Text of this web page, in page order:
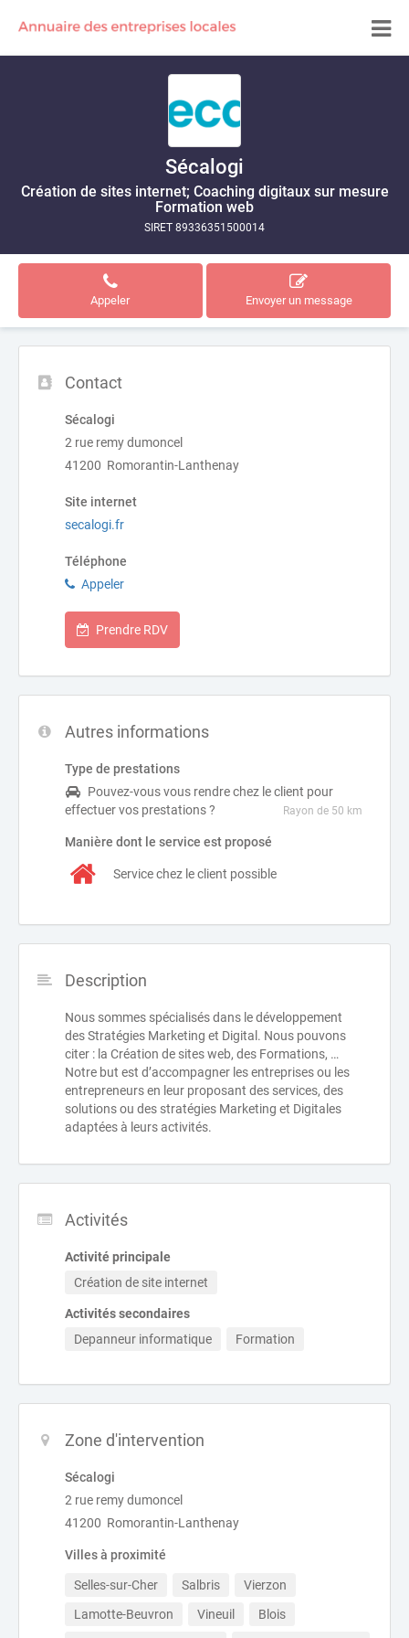
Sécalogi
Création de sites internet; Coaching digitaux sur mesure
Formation web
SIRET 89336351500014
Appeler Envoyer un message
Contact
Sécalogi
2 rue remy dumoncel
41200 Romorantin-Lanthenay
Site internet
secalogi.fr
Téléphone
Appeler
Prendre RDV
Autres informations
Type de prestations
Pouvez-vous vous rendre chez le client pour
effectuer vos prestations ?
Rayon de 50 km
Manière dont le service est proposé
Service chez le client possible
Description
Nous sommes spécialisés dans le développement
des Stratégies Marketing et Digital. Nous pouvons
citer : la Création de sites web, des Formations, …
Notre but est d’accompagner les entreprises ou les
entrepreneurs en leur proposant des services, des
solutions ou des stratégies Marketing et Digitales
adaptées à leurs activités.
Activités
Activité principale
Création de site internet
Activités secondaires
Depanneur informatique
Formation
Zone d'intervention
Sécalogi
2 rue remy dumoncel
41200 Romorantin-Lanthenay
Villes à proximité
Selles-sur-Cher Salbris
Vierzon
Lamotte-Beuvron
Vineuil
Blois